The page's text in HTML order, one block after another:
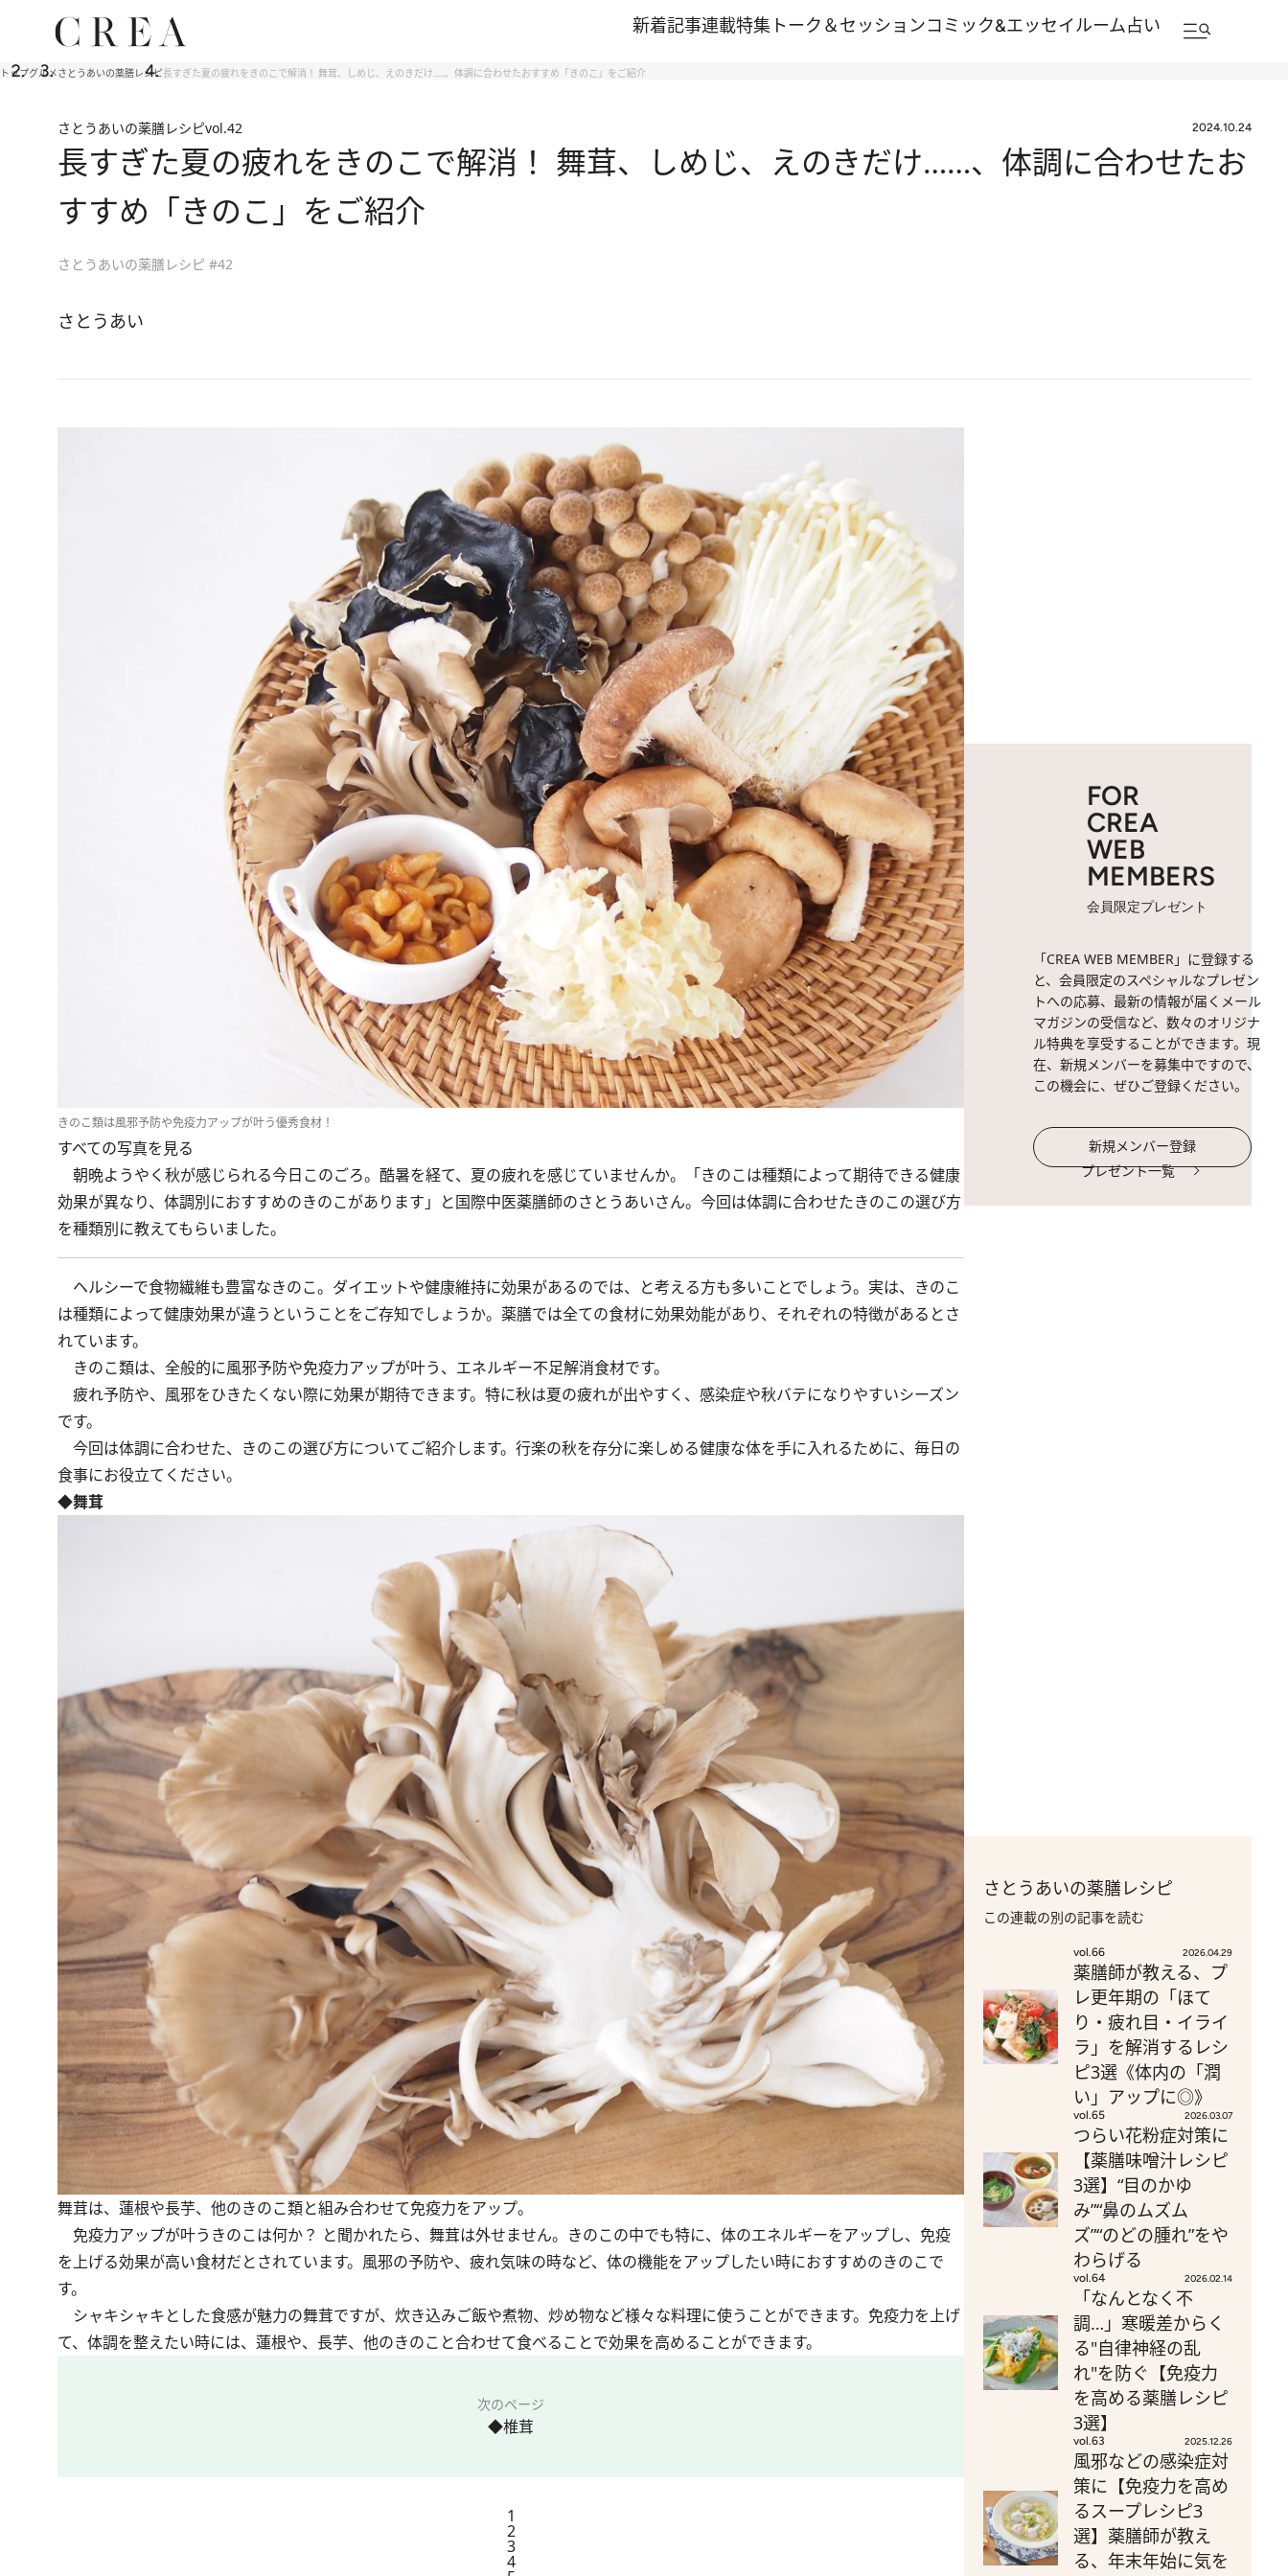
新着記事連載特集 トーク＆セッションコミック&エッセイルーム占い
トップグルメさとうあいの薬膳レシピ長すぎた夏の疲れをきのこで解消！ 舞茸、しめじ、えのきだけ……、体調に合わせたおすすめ「きのこ」をご紹介
さとうあいの薬膳レシピvol.42 2024.10.24
長すぎた夏の疲れをきのこで解消！ 舞茸、しめじ、えのきだけ……、体調に合わせたお
すすめ「きのこ」をご紹介
さとうあいの薬膳レシピ #42
さとうあい
きのこ類は風邪予防や免疫力アップが叶う優秀食材！
すべての写真を見る
朝晩ようやく秋が感じられる今日このごろ。酷暑を経て、夏の疲れを感じていませんか。「きのこは種類によって期待できる健康
効果が異なり、体調別におすすめのきのこがあります」と国際中医薬膳師のさとうあいさん。今回は体調に合わせたきのこの選び方
を種類別に教えてもらいました。
ヘルシーで食物繊維も豊富なきのこ。ダイエットや健康維持に効果があるのでは、と考える方も多いことでしょう。実は、きのこ
は種類によって健康効果が違うということをご存知でしょうか。薬膳では全ての食材に効果効能があり、それぞれの特徴があるとさ
れています。
きのこ類は、全般的に風邪予防や免疫力アップが叶う、エネルギー不足解消食材です。
疲れ予防や、風邪をひきたくない際に効果が期待できます。特に秋は夏の疲れが出やすく、感染症や秋バテになりやすいシーズン
です。
今回は体調に合わせた、きのこの選び方についてご紹介します。行楽の秋を存分に楽しめる健康な体を手に入れるために、毎日の
食事にお役立てください。
◆舞茸
舞茸は、蓮根や長芋、他のきのこ類と組み合わせて免疫力をアップ。
免疫力アップが叶うきのこは何か？ と聞かれたら、舞茸は外せません。きのこの中でも特に、体のエネルギーをアップし、免疫
を上げる効果が高い食材だとされています。風邪の予防や、疲れ気味の時など、体の機能をアップしたい時におすすめのきのこで
す。
シャキシャキとした食感が魅力の舞茸ですが、炊き込みご飯や煮物、炒め物など様々な料理に使うことができます。免疫力を上げ
て、体調を整えたい時には、蓮根や、長芋、他のきのこと合わせて食べることで効果を高めることができます。
次のページ
◆椎茸
1
2
3
4
FOR
CREA
WEB
MEMBERS
会員限定プレゼント
「CREA WEB MEMBER」に登録する
と、会員限定のスペシャルなプレゼン
トへの応募、最新の情報が届くメール
マガジンの受信など、数々のオリジナ
ル特典を享受することができます。現
在、新規メンバーを募集中ですので、
この機会に、ぜひご登録ください。
新規メンバー登録
プレゼント一覧
さとうあいの薬膳レシピ
この連載の別の記事を読む
vol.66 2026.04.29
薬膳師が教える、プ
レ更年期の「ほて
り・疲れ目・イライ
ラ」を解消するレシ
ピ3選《体内の「潤
い」アップに◎》
vol.65 2026.03.07
つらい花粉症対策に
【薬膳味噌汁レシピ
3選】“目のかゆ
み”“鼻のムズム
ズ”“のどの腫れ”をや
わらげる
vol.64 2026.02.14
「なんとなく不
調…」寒暖差からく
る"自律神経の乱
れ"を防ぐ【免疫力
を高める薬膳レシピ
3選】
vol.63 2025.12.26
風邪などの感染症対
策に【免疫力を高め
るスープレシピ3
選】薬膳師が教え
る、年末年始に気を